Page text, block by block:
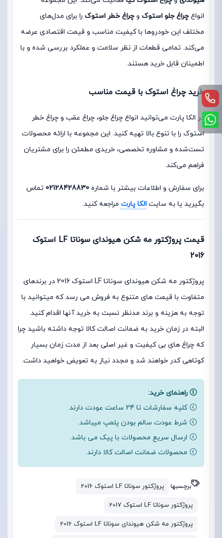
انواع چراغ جلو استوک و چراغ خطر استوک را برای مدل‌های
مختلف این خودروها با کیفیت مناسب و قیمت اقتصادی عرضه
می‌کند. تمامی قطعات از نظر سلامت و عملکرد بررسی شده و با
اطمینان قابل خرید هستند.
خرید چراغ استوک با قیمت مناسب
در الکا پارت می‌توانید انواع چراغ جلو، چراغ عقب و چراغ خطر
استوک را با تنوع بالا تهیه کنید. این مجموعه با ارائه محصولات
تست‌شده و مشاوره تخصصی، خریدی مطمئن را برای مشتریان
فراهم می‌کند.
برای سفارش و اطلاعات بیشتر با شماره 02128428830 تماس
بگیرید یا به سایت الکا پارت مراجعه کنید.
قیمت پروژکتور مه شکن هیوندای سوناتا LF استوک
2016
پروژکتور مه شکن هیوندای سوناتا LF استوک 2016 در برندهای
متفاوت با قیمت های متنوع به فروش می رسد که میتوانید با
توجه به هزینه و برند مدنظر نسبت به خرید آنها اقدام کنید.
البته در زمان خرید به ضمانت اصالت کالا توجه داشته باشید چرا
که چراغ های بی کیفیت و غیر اصلی بعد از مدت زمان بسیار
کوتاهی کدر خواهند شد و مجدد نیاز به تعویض خواهید داشت.
راهنمای خرید:
کلیه سفارشات تا 24 ساعت عودت دارند.
شرط عودت سالم بودن پلمپ میباشد.
ارسال سریع محصولات با پیک می باشد.
محصولات ضمانت اصالت کالا دارند.
برچسبها پروژکتور سوناتا LF استوک 2016
پروژکتور سوناتا LF استوک 2017
پروژکتور مه شکن هیوندای سوناتا LF استوک 2016